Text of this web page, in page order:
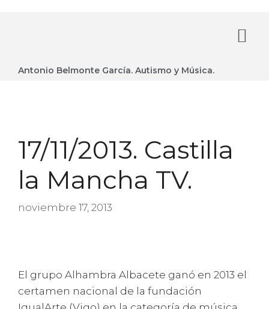
Antonio Belmonte García. Autismo y Música.
17/11/2013. Castilla
la Mancha TV.
noviembre 17, 2013
El grupo Alhambra Albacete ganó en 2013 el
certamen nacional de la fundación